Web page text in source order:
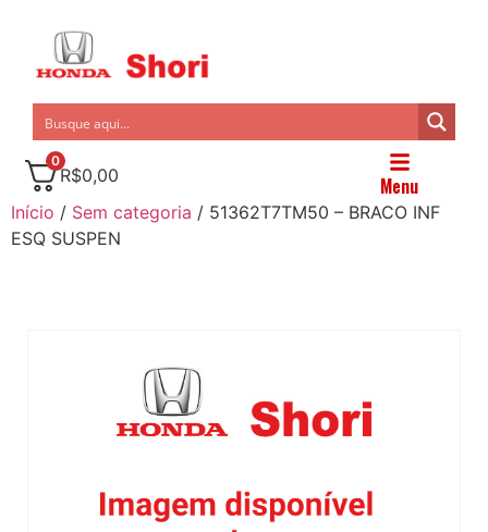
0
R$0,00 Menu
Início / Sem categoria / 51362T7TM50 – BRACO INF
ESQ SUSPEN